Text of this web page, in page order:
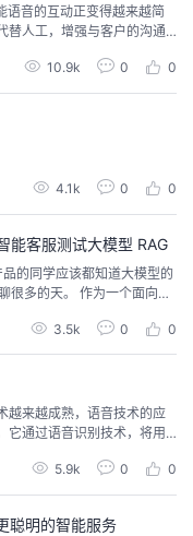
语音的互动正变得越来越简
替人工，增强与客户的沟通
10.9k 0 0
4.1k 0 0
能客服测试大模型 RAG
的同学应该都知道大模型的
很多的天。 作为一个面向大
的对话机器人了， 它学时
上一篇帖子中说道的， 虽然
3.5k 0 0
越来越成熟，语音技术的应
它通过语音识别技术，将用
原理语音识别是将语音信号
信号分解为一系列短时频
5.9k 0 0
聪明的智能服务